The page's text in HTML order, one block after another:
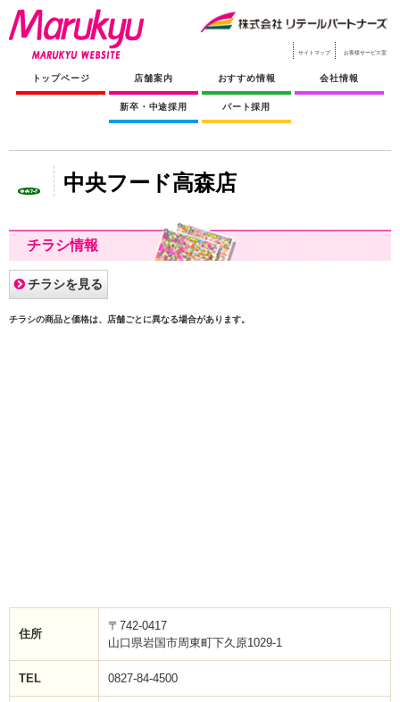
サイトマップ お客様サービス室
トップページ 店舗案内 おすすめ情報 会社情報
新卒・中途採用 パート採用
中央フード高森店
チラシ情報
チラシを見る
チラシの商品と価格は、店舗ごとに異なる場合があります。
住所
〒742-0417
山口県岩国市周東町下久原1029-1
TEL 0827-84-4500